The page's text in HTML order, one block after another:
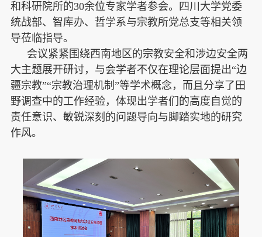
和科研院所的30余位专家学者参会。四川大学党委
统战部、智库办、哲学系与宗教所党总支等相关领
导莅临指导。
会议紧紧围绕西南地区的宗教安全和涉边安全两
大主题展开研讨，与会学者不仅在理论层面提出“边
疆宗教”“宗教治理机制”等学术概念，而且分享了田
野调查中的工作经验，体现出学者们的高度自觉的
责任意识、敏锐深刻的问题导向与脚踏实地的研究
作风。